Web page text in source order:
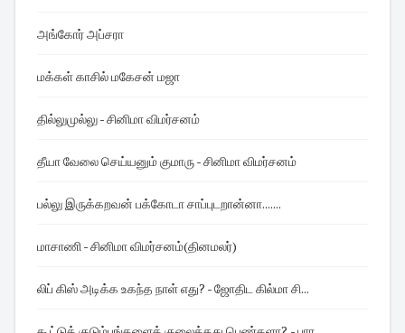
அங்கோர் அப்சரா
மக்கள் காசில் மகேசன் மஜா
தில்லுமுல்லு - சினிமா விமர்சனம்
தீயா வேலை செய்யனும் குமாரு - சினிமா விமர்சனம்
பல்லு இருக்கறவன் பக்கோடா சாப்புடறான்னா.......
மாசாணி - சினிமா விமர்சனம்(தினமலர்)
லிப் கிஸ் அடிக்க உகந்த நாள் எது? - ஜோதிட கில்மா சி...